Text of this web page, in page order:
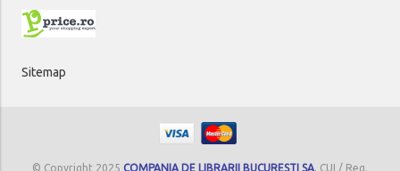
Sitemap
© Copyright 2025 COMPANIA DE LIBRARII BUCURESTI SA, CUI / Reg.